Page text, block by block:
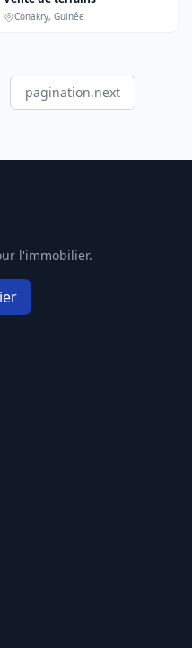
Conakry, Guinée
pagination.next
l'immobilier.